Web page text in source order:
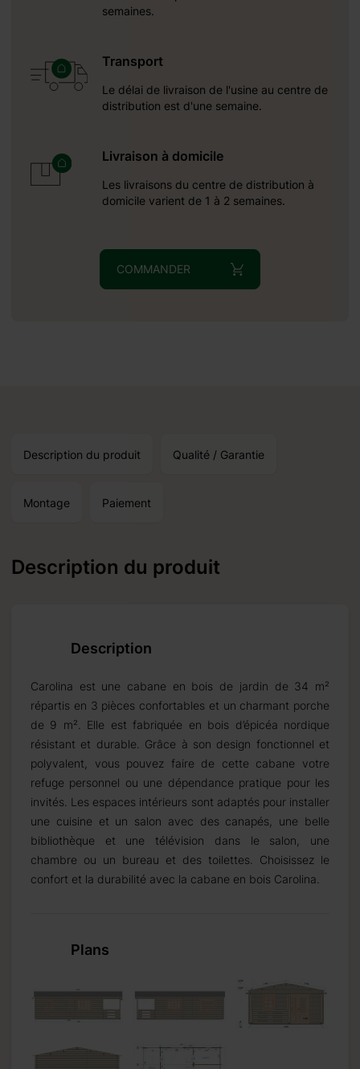
semaines.
Transport
Le délai de livraison de l'usine au centre de
distribution est d'une semaine.
Livraison à domicile
Les livraisons du centre de distribution à
domicile varient de 1 à 2 semaines.
COMMANDER
Description du produit Qualité / Garantie
Montage Paiement
Description du produit
Description
Carolina est une cabane en bois de jardin de 34 m²
répartis en 3 pièces confortables et un charmant porche
de 9 m². Elle est fabriquée en bois d’épicéa nordique
résistant et durable. Grâce à son design fonctionnel et
polyvalent, vous pouvez faire de cette cabane votre
refuge personnel ou une dépendance pratique pour les
invités. Les espaces intérieurs sont adaptés pour installer
une cuisine et un salon avec des canapés, une belle
bibliothèque et une télévision dans le salon, une
chambre ou un bureau et des toilettes. Choisissez le
confort et la durabilité avec la cabane en bois Carolina.
Plans